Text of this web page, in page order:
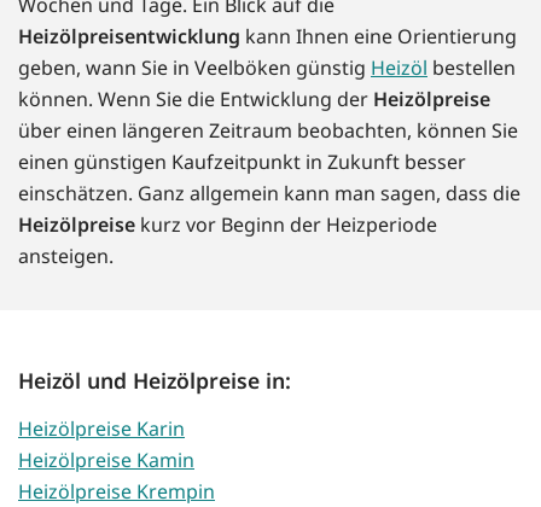
Heizölpreisentwicklung kann Ihnen eine Orientierung
geben, wann Sie in Veelböken günstig Heizöl bestellen
können. Wenn Sie die Entwicklung der Heizölpreise
über einen längeren Zeitraum beobachten, können Sie
einen günstigen Kaufzeitpunkt in Zukunft besser
einschätzen. Ganz allgemein kann man sagen, dass die
Heizölpreise kurz vor Beginn der Heizperiode
ansteigen.
Heizöl und Heizölpreise in:
Heizölpreise Karin
Heizölpreise Kamin
Heizölpreise Krempin